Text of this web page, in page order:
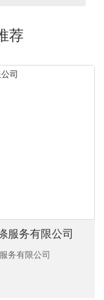
荐
服务有限公司
务有限公司